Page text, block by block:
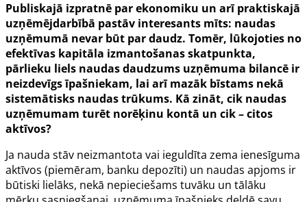
Publiskajā izpratnē par ekonomiku un arī praktiskajā
uzņēmējdarbībā pastāv interesants mīts: naudas
uzņēmumā nevar būt par daudz. Tomēr, lūkojoties no
efektīvas kapitāla izmantošanas skatpunkta,
pārlieku liels naudas daudzums uzņēmuma bilancē ir
neizdevīgs īpašniekam, lai arī mazāk bīstams nekā
sistemātisks naudas trūkums. Kā zināt, cik naudas
uzņēmumam turēt norēķinu kontā un cik – citos
aktīvos?
Ja nauda stāv neizmantota vai ieguldīta zema ienesīguma
aktīvos (piemēram, banku depozīti) un naudas apjoms ir
būtiski lielāks, nekā nepieciešams tuvāku un tālāku